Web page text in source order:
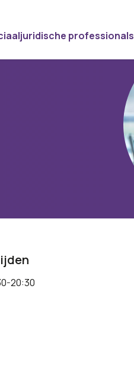
professionals
20:30